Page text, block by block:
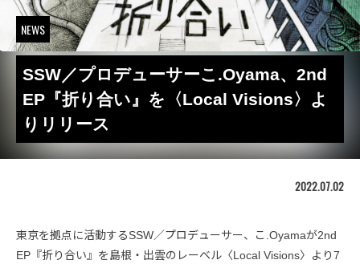
NEWS
SSW／プロデューサーこ.Oyama、2nd
EP『折り合い』を〈Local Visions〉よ
りリリース
2022.07.02
東京を拠点に活動するSSW／プロデューサー、こ.Oyamaが2nd
EP『折り合い』を島根・出雲のレーベル〈Local Visions〉より7